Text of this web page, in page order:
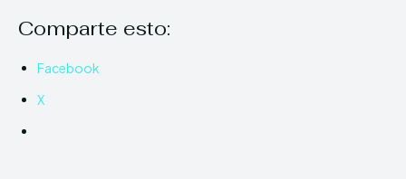
Comparte esto:
Facebook
X